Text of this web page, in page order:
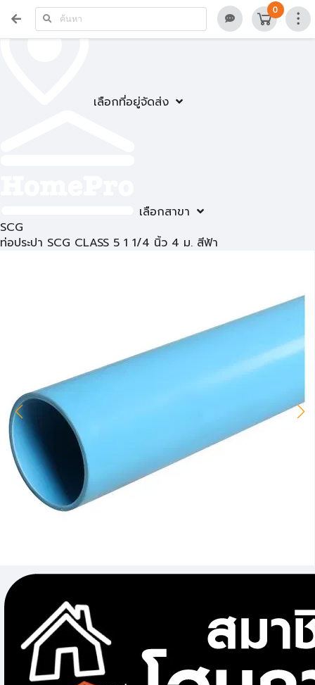
เลือกที่อยู่จัดส่ง
เลือกสาขา
0
SCG
ท่อประปา SCG CLASS 5 1 1/4 นิ้ว 4 ม. สีฟ้า